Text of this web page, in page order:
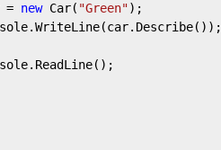
=
new Car( "Green");